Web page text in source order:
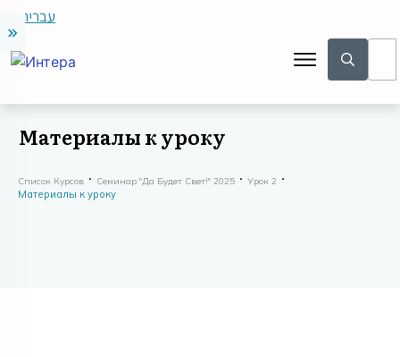
עברית
Материалы к уроку
Список Курсов Семинар "Да Будет Свет!" 2025 Урок 2
Материалы к уроку